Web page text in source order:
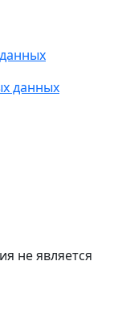
данных
не является